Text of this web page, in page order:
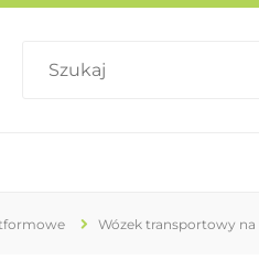
Wózek transportowy na